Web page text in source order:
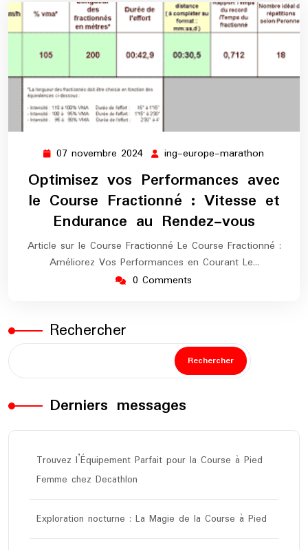
07 novembre 2024 07
novembre
2024
ing-europe-marathon
marathon
Optimisez vos Performances avec
le Course Fractionné : Vitesse et
Endurance au Rendez-vous
Article sur le Course Fractionné Le Course Fractionné :
Améliorez Vos Performances en Courant Le…
0 Comments
Rechercher
Rechercher
Derniers messages
Trouvez l’Équipement Parfait pour la Course à Pied
Femme chez Decathlon
Exploration nocturne : La Magie de la Course à Pied